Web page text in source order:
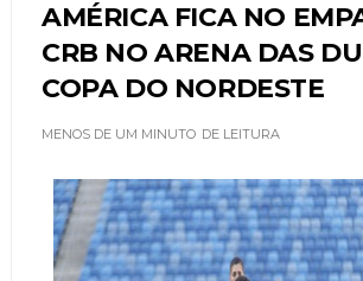
AMÉRICA FICA NO
CRB NO ARENA DAS
COPA DO NORDESTE
MENOS DE UM MINUTO DE LEITURA